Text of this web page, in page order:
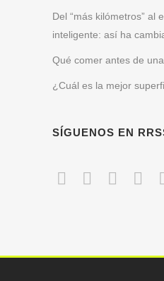
Del “más kilómetros” al
inteligente: así ha
Qué comer antes de
¿Cuál es la mejor
SÍGUENOS EN